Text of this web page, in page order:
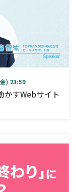
) 23:59
かすWebサイト